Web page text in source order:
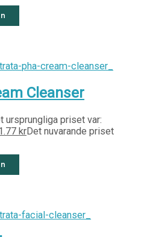
Cleanser
ursprungliga priset var:
krDet nuvarande priset